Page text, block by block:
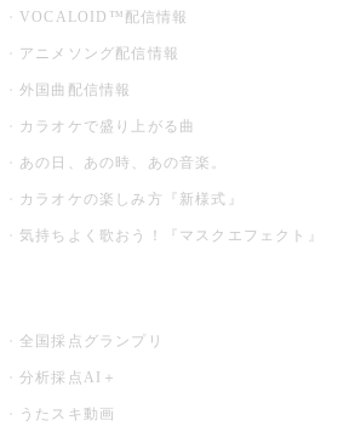
VOCALOID™配信情報
アニメソング配信情報
外国曲配信情報
カラオケで盛り上がる曲
あの日、あの時、あの音楽。
カラオケの楽しみ方『新様式』
気持ちよく歌おう！『マスクエフェクト』
全国採点グランプリ
分析採点AI＋
うたスキ動画